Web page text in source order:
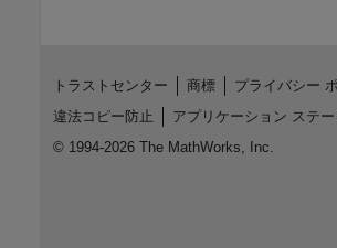
トラストセンター 商標
プライバシー
違法コピー防止
アプリケーション ステー
© 1994-2026 The MathWorks, Inc.